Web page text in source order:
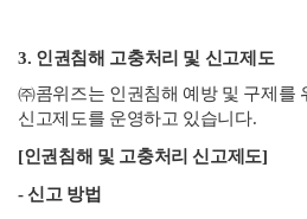
3. 인권침해 고충처리 및 신고제도
㈜콤위즈는 인권침해 예방 및 구제를
신고제도를 운영하고 있습니다.
[인권침해 및 고충처리 신고제도]
- 신고 방법